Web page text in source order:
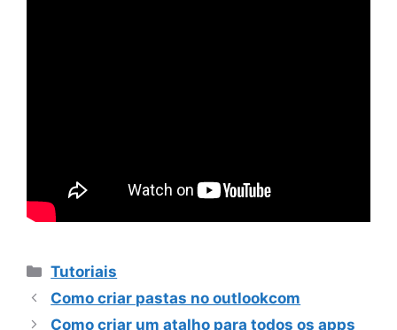
Categorias
Tutoriais
Como criar pastas no outlookcom
Como criar um atalho para todos os apps